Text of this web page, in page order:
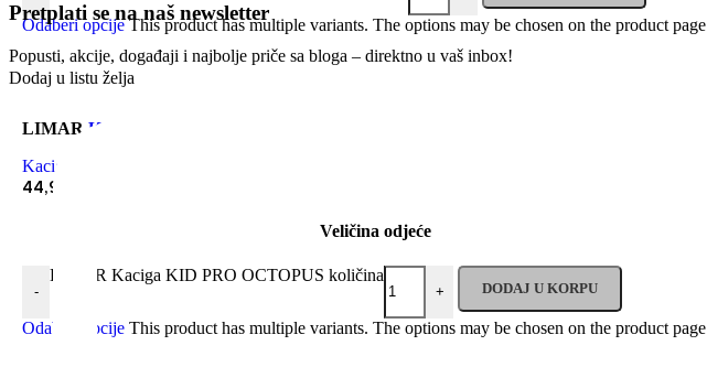
Odaberi opcije This product has multiple variants. The options may be chosen on the product page
Dodaj u listu želja
LIMAR Kaciga KID PRO OCTOPUS
Kacige
44,90
Veličina odjeće
-
LIMAR Kaciga KID PRO OCTOPUS količina
+ DODAJ U KORPU
Odaberi opcije This product has multiple variants. The options may be chosen on the product page
Pretplati se na naš newsletter
Popusti, akcije, događaji i najbolje priče sa bloga – direktno u vaš inbox!